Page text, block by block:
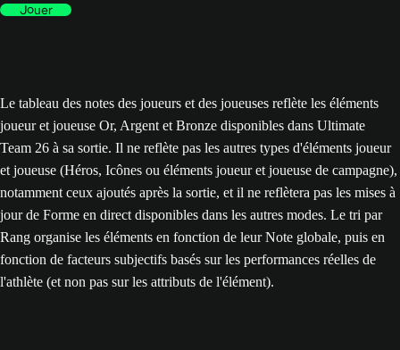
Jouer
Le tableau des notes des joueurs et des joueuses reflète les éléments
joueur et joueuse Or, Argent et Bronze disponibles dans Ultimate
Team 26 à sa sortie. Il ne reflète pas les autres types d'éléments joueur
et joueuse (Héros, Icônes ou éléments joueur et joueuse de campagne),
notamment ceux ajoutés après la sortie, et il ne reflètera pas les mises à
jour de Forme en direct disponibles dans les autres modes. Le tri par
Rang organise les éléments en fonction de leur Note globale, puis en
fonction de facteurs subjectifs basés sur les performances réelles de
l'athlète (et non pas sur les attributs de l'élément).